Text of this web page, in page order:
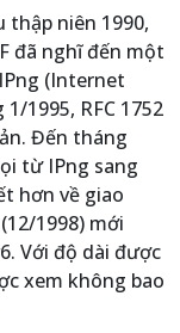
thập niên 1990,
đã nghĩ đến một
(Internet
1995, RFC 1752
Đến tháng
từ IPng sang
hơn về giao
1998) mới
Với độ dài được
xem không bao